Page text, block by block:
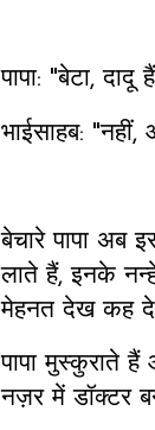
पापा: "बेटा,
भाईसाहब:
बेचारे पापा अब
लाते हैं, इनके
मेहनत देख कह
पापा मुस्कुराते
नज़र में डॉक्टर